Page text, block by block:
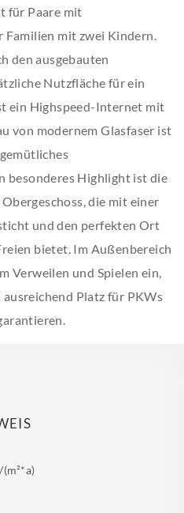
für Paare mit
Familien mit zwei Kindern.
den ausgebauten
Nutzfläche für ein
ein Highspeed-Internet mit
von modernem Glasfaser ist
besonderes Highlight ist die
die mit einer
und den perfekten Ort
bietet. Im Außenbereich
Verweilen und Spielen ein,
Platz für PKWs